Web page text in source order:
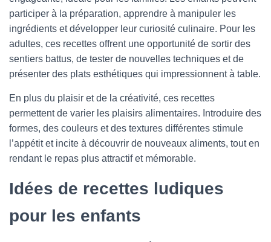
participer à la préparation, apprendre à manipuler les
ingrédients et développer leur curiosité culinaire. Pour les
adultes, ces recettes offrent une opportunité de sortir des
sentiers battus, de tester de nouvelles techniques et de
présenter des plats esthétiques qui impressionnent à table.
En plus du plaisir et de la créativité, ces recettes
permettent de varier les plaisirs alimentaires. Introduire des
formes, des couleurs et des textures différentes stimule
l’appétit et incite à découvrir de nouveaux aliments, tout en
rendant le repas plus attractif et mémorable.
Idées de recettes ludiques
pour les enfants